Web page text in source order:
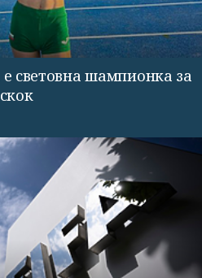
световна шампионка за